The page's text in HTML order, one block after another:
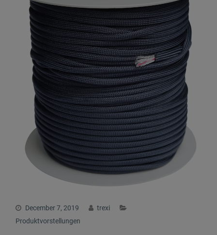
December 7, 2019
trexi
Produktvorstellungen